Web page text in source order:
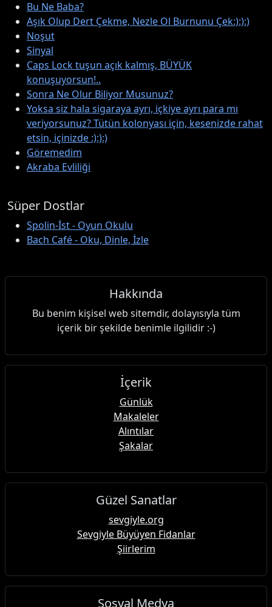
Bu Ne Baba?
Aşık Olup Dert Çekme, Nezle Ol Burnunu Çek:):):)
Noşut
Sinyal
Caps Lock tuşun açık kalmış, BÜYÜK
konuşuyorsun!..
Sonra Ne Olur Biliyor Musunuz?
Yoksa siz hala sigaraya ayrı, içkiye ayrı para mı
veriyorsunuz? Tütün kolonyası için, kesenizde rahat
etsin, içinizde :):):)
Göremedim
Akraba Evliliği
Süper Dostlar
Spolin-İst - Oyun Okulu
Bach Café - Oku, Dinle, İzle
Hakkında
Bu benim kişisel web sitemdir, dolayısıyla tüm
içerik bir şekilde benimle ilgilidir :-)
İçerik
Günlük
Makaleler
Alıntılar
Şakalar
Güzel Sanatlar
sevgiyle.org
Sevgiyle Büyüyen Fidanlar
Şiirlerim
Sosyal Medya